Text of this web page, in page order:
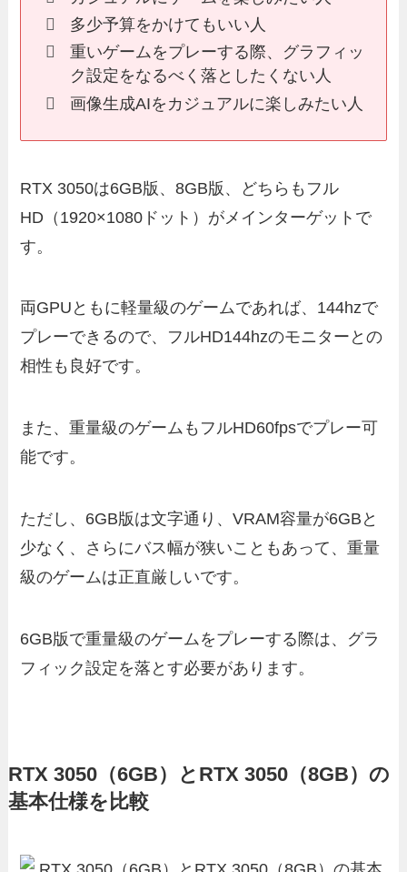
多少予算をかけてもいい人
重いゲームをプレーする際、グラフィッ
ク設定をなるべく落としたくない人
画像生成AIをカジュアルに楽しみたい人
RTX 3050は6GB版、8GB版、どちらもフル
HD（1920×1080ドット）がメインターゲットで
す。
両GPUともに軽量級のゲームであれば、144hzで
プレーできるので、フルHD144hzのモニターとの
相性も良好です。
また、重量級のゲームもフルHD60fpsでプレー可
能です。
ただし、6GB版は文字通り、VRAM容量が6GBと
少なく、さらにバス幅が狭いこともあって、重量
級のゲームは正直厳しいです。
6GB版で重量級のゲームをプレーする際は、グラ
フィック設定を落とす必要があります。
RTX 3050（6GB）とRTX 3050（8GB）の
基本仕様を比較